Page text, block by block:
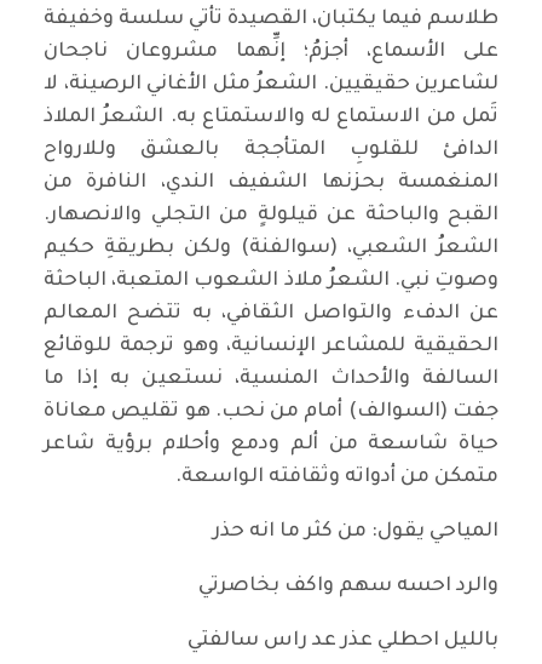
طلاسم فيما يكتبان، القصيدة تأتي سلسة وخفيفة
على الأسماع، أجزمُ؛ إنِّهما مشروعان ناجحان
لشاعرين حقيقيين. الشعرُ مثل الأغاني الرصينة، لا
تَمل من الاستماع له والاستمتاع به. الشعرُ الملاذ
الدافئ للقلوبِ المتأججة بالعشق وللارواح
المنغمسة بحزنها الشفيف الندي، النافرة من
القبح والباحثة عن قيلولةٍ من التجلي والانصهار.
الشعرُ الشعبي، (سوالفنة) ولكن بطريقةِ حكيم
وصوتِ نبي. الشعرُ ملاذ الشعوب المتعبة، الباحثة
عن الدفء والتواصل الثقافي، به تتضح المعالم
الحقيقية للمشاعر الإنسانية، وهو ترجمة للوقائع
السالفة والأحداث المنسية، نستعين به إذا ما
جفت (السوالف) أمام من نحب. هو تقليص معاناة
حياة شاسعة من ألم ودمع وأحلام برؤية شاعر
متمكن من أدواته وثقافته الواسعة.
المياحي يقول: من كثر ما انه حذر
والرد احسه سهم واكف بخاصرتي
بالليل احطلي عذر عد راس سالفتي